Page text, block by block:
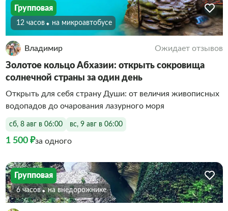
Групповая
12 часов На микроавтобусе
Владимир Ожидает отзывов
Золотое кольцо Абхазии: открыть сокровища
солнечной страны за один день
Открыть для себя страну Души: от величия живописных
водопадов до очарования лазурного моря
сб, 8 авг в 06:00 вс, 9 авг в 06:00
1 500 ₽за одного
Групповая
6 часов На внедорожнике